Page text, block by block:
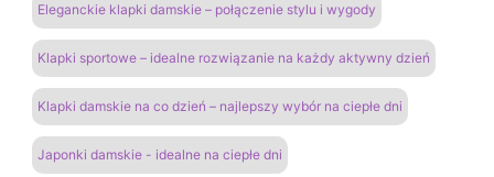
Eleganckie klapki damskie – połączenie stylu i wygody
Klapki sportowe – idealne rozwiązanie na każdy aktywny dzień
Klapki damskie na co dzień – najlepszy wybór na ciepłe dni
Japonki damskie - idealne na ciepłe dni